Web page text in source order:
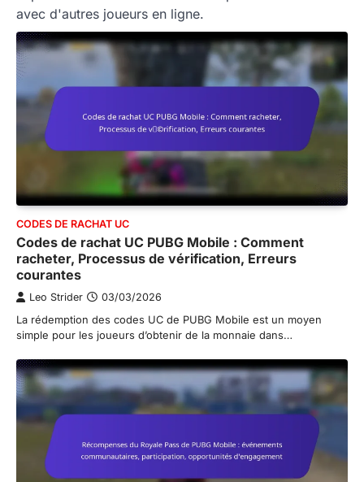
avec d'autres joueurs en ligne.
CODES DE RACHAT UC
Codes de rachat UC PUBG Mobile : Comment
racheter, Processus de vérification, Erreurs
courantes
Leo Strider 03/03/2026
La rédemption des codes UC de PUBG Mobile est un moyen
simple pour les joueurs d’obtenir de la monnaie dans…